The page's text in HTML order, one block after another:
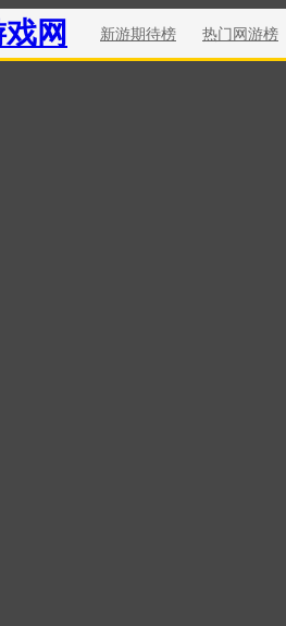
新游期待榜 热门网游榜